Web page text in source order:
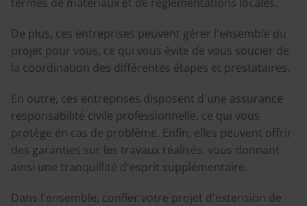
De plus, ces entreprises peuvent gérer l'ensemble du
projet pour vous, ce qui vous évite de vous soucier de
la coordination des différentes étapes et prestataires.
En outre, ces entreprises disposent d'une assurance
responsabilité civile professionnelle, ce qui vous
protège en cas de problème. Enfin, elles peuvent offrir
des garanties sur les travaux réalisés, vous donnant
ainsi une tranquillité d'esprit supplémentaire.
Dans l'ensemble, confier votre projet d'extension de